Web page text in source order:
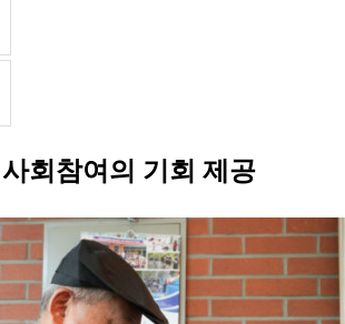
회참여의 기회 제공